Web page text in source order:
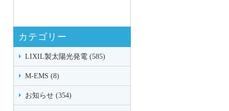
カテゴリー
LIXIL製太陽光発電 (585)
M-EMS (8)
お知らせ (354)